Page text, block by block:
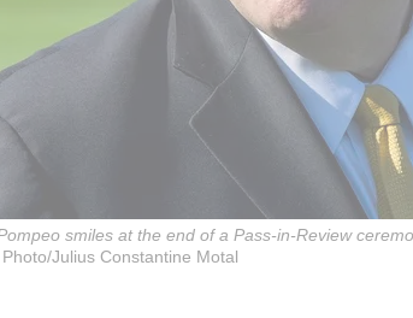
smiles at the end of a Pass-in-Review
Julius Constantine Motal